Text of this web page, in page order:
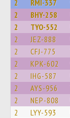
2 RMI-337
2 BHY-258
2 TYO-552
2 JEZ-888
2 CFJ-775
2 KPK-602
2 IHG-587
2 AYS-956
2 NEP-808
2 LYY-593